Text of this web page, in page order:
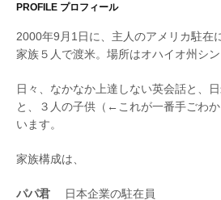
PROFILE プロフィール
2000年9月1日に、主人のアメリカ駐在
家族５人で渡米。場所はオハイオ州シン
日々、なかなか上達しない英会話と、
と、３人の子供（←これが一番手ごわ
います。
家族構成は、
パパ君 日本企業の駐在員